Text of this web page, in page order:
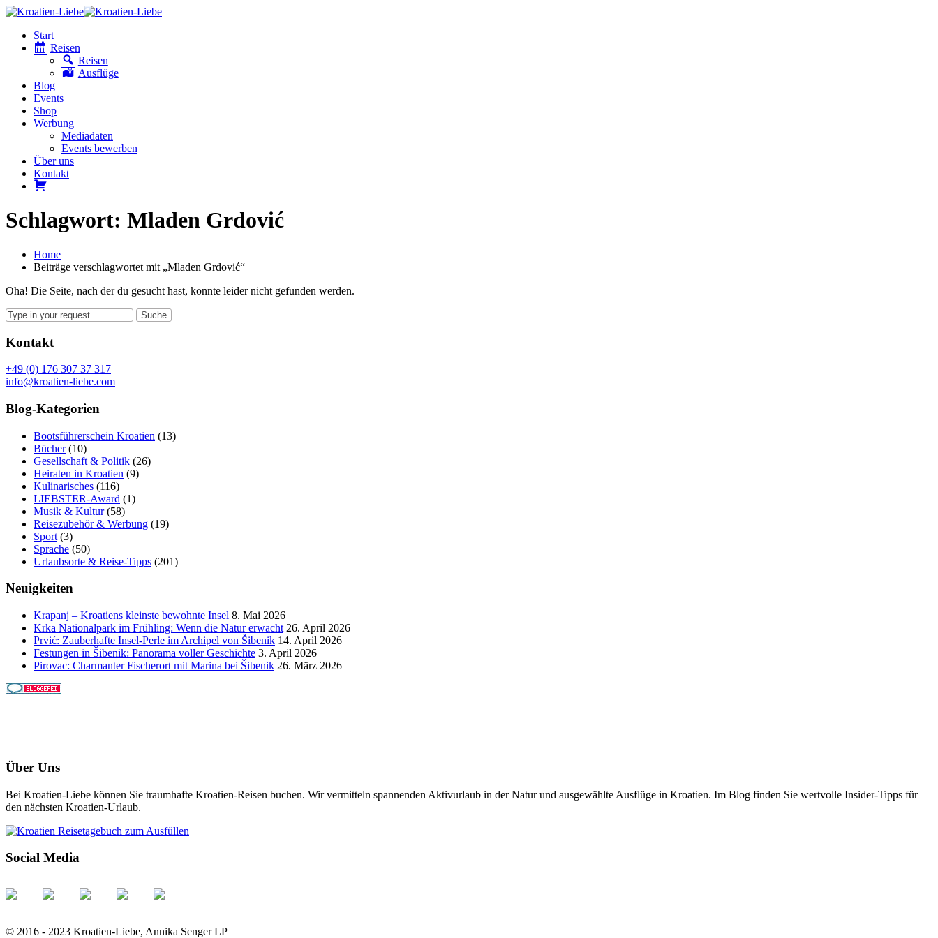
Start
Reisen
Reisen
Ausflüge
Blog
Events
Shop
Werbung
Mediadaten
Events bewerben
Über uns
Kontakt
Schlagwort: Mladen Grdović
Home
Beiträge verschlagwortet mit „Mladen Grdović“
Oha! Die Seite, nach der du gesucht hast, konnte leider nicht gefunden werden.
Kontakt
+49 (0) 176 307 37 317
info@kroatien-liebe.com
Blog-Kategorien
Bootsführerschein Kroatien (13)
Bücher(10)
Gesellschaft & Politik (26)
Heiraten in Kroatien (9)
Kulinarisches (116)
LIEBSTER-Award (1)
Musik & Kultur(58)
Reisezubehör & Werbung (19)
Sport (3)
Sprache (50)
Urlaubsorte & Reise-Tipps (201)
Neuigkeiten
Krapanj – Kroatiens kleinste bewohnte Insel 8. Mai 2026
Krka Nationalpark im Frühling: Wenn die Natur erwacht 26. April 2026
Prvić: Zauberhafte Insel-Perle im Archipel von Šibenik 14. April 2026
Festungen in Šibenik: Panorama voller Geschichte 3. April 2026
Pirovac: Charmanter Fischerort mit Marina bei Šibenik 26. März 2026
Über Uns
Bei Kroatien-Liebe können Sie traumhafte Kroatien-Reisen buchen. Wir vermitteln spannenden Aktivurlaub in der Natur und ausgewählte Ausflüge in Kroatien. Im Blog finden Sie wertvolle Insider-Tipps für
den nächsten Kroatien-Urlaub.
Social Media
© 2016 - 2023 Kroatien-Liebe, Annika Senger LP